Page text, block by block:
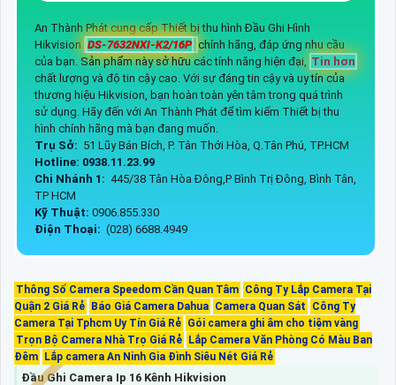
An Thành Phát cung cấp Thiết bị thu hình Đầu Ghi Hình
Hikvision DS-7632NXI-K2/16P chính hãng, đáp ứng nhu cầu
của bạn. Sản phẩm này sở hữu các tính năng hiện đại,
Tin hơn
chất lượng và độ tin cậy cao. Với sự đáng tin cậy và uy tín của
thương hiệu Hikvision, bạn hoàn toàn yên tâm trong quá trình
sử dụng. Hãy đến với An Thành Phát để tìm kiếm Thiết bị thu
hình chính hãng mà bạn đang muốn.
Trụ Sở: 51 Lũy Bán Bích, P. Tân Thới Hòa, Q.Tân Phú, TP.HCM
Hotline: 0938.11.23.99
Chi Nhánh 1: 445/38 Tân Hòa Đông,P Bình Trị Đông, Bình Tân,
TP HCM
Kỹ Thuật: 0906.855.330
Điện Thoại: (028) 6688.4949
Thông Số Camera Speedom Cần Quan Tâm Công Ty Lắp Camera Tại
Quận 2 Giá Rẻ Báo Giá Camera Dahua Camera Quan Sát
Công Ty
Camera Tại Tphcm Uy Tín Giá Rẻ Gói camera ghi âm cho tiệm vàng
Trọn Bộ Camera Nhà Trọ Giá Rẻ Lắp Camera Văn Phòng Có Màu Ban
Đêm Lắp camera An Ninh Gia Đình Siêu Nét Giá Rẻ
Đầu Ghi Camera Ip 16 Kênh Hikvision